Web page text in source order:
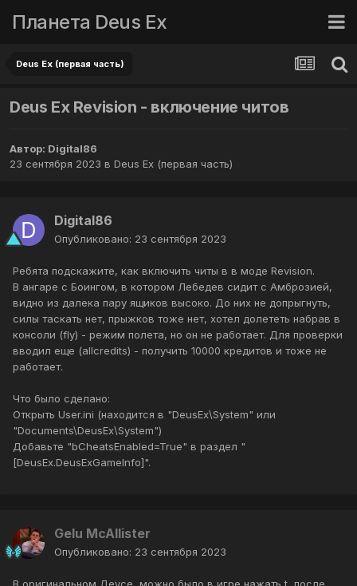
Планета Deus Ex
Deus Ex (первая часть)
Deus Ex Revision - включение читов
Автор: Digital86
23 сентября 2023 в Deus Ex (первая часть)
Digital86
Опубликовано: 23 сентября 2023
Ребята подскажите, как включить читы в в моде Revision.
В ангаре с Боингом, в котором Лебедев сидит с Амброзией,
видно из далека пару ящиков высоко. До них не допрыгнуть,
силы таскать нет, прыжков тоже нет, хотел долететь набрав в
консоли (fly) - режим полета, но он не работает. Для проверки
вводил еще (allcredits) - получить 10000 кредитов и тоже не
работает.
Что было сделано:
Открыть User.ini (находится в "DeusEx\System" или
"Documents\DeusEx\System")
Добавьте "bCheatsEnabled=True" в раздел "
[DeusEx.DeusExGameInfo]".
Gelu McAllister
Опубликовано: 23 сентября 2023